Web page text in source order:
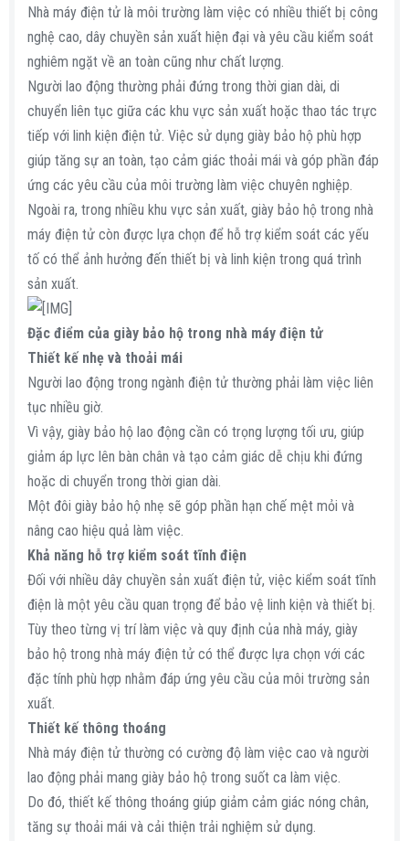
Nhà máy điện tử là môi trường làm việc có nhiều thiết bị công
nghệ cao, dây chuyền sản xuất hiện đại và yêu cầu kiểm soát
nghiêm ngặt về an toàn cũng như chất lượng.
Người lao động thường phải đứng trong thời gian dài, di
chuyển liên tục giữa các khu vực sản xuất hoặc thao tác trực
tiếp với linh kiện điện tử. Việc sử dụng giày bảo hộ phù hợp
giúp tăng sự an toàn, tạo cảm giác thoải mái và góp phần đáp
ứng các yêu cầu của môi trường làm việc chuyên nghiệp.
Ngoài ra, trong nhiều khu vực sản xuất, giày bảo hộ trong nhà
máy điện tử còn được lựa chọn để hỗ trợ kiểm soát các yếu
tố có thể ảnh hưởng đến thiết bị và linh kiện trong quá trình
sản xuất.
Đặc điểm của giày bảo hộ trong nhà máy điện tử
Thiết kế nhẹ và thoải mái
Người lao động trong ngành điện tử thường phải làm việc liên
tục nhiều giờ.
Vì vậy, giày bảo hộ lao động cần có trọng lượng tối ưu, giúp
giảm áp lực lên bàn chân và tạo cảm giác dễ chịu khi đứng
hoặc di chuyển trong thời gian dài.
Một đôi giày bảo hộ nhẹ sẽ góp phần hạn chế mệt mỏi và
nâng cao hiệu quả làm việc.
Khả năng hỗ trợ kiểm soát tĩnh điện
Đối với nhiều dây chuyền sản xuất điện tử, việc kiểm soát tĩnh
điện là một yêu cầu quan trọng để bảo vệ linh kiện và thiết bị.
Tùy theo từng vị trí làm việc và quy định của nhà máy, giày
bảo hộ trong nhà máy điện tử có thể được lựa chọn với các
đặc tính phù hợp nhằm đáp ứng yêu cầu của môi trường sản
xuất.
Thiết kế thông thoáng
Nhà máy điện tử thường có cường độ làm việc cao và người
lao động phải mang giày bảo hộ trong suốt ca làm việc.
Do đó, thiết kế thông thoáng giúp giảm cảm giác nóng chân,
tăng sự thoải mái và cải thiện trải nghiệm sử dụng.